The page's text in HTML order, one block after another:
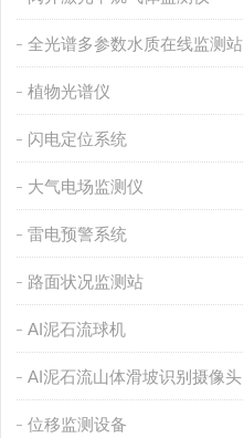
全光谱多参数水质在线监测站
植物光谱仪
闪电定位系统
大气电场监测仪
雷电预警系统
路面状况监测站
AI泥石流球机
AI泥石流山体滑坡识别摄像头
位移监测设备